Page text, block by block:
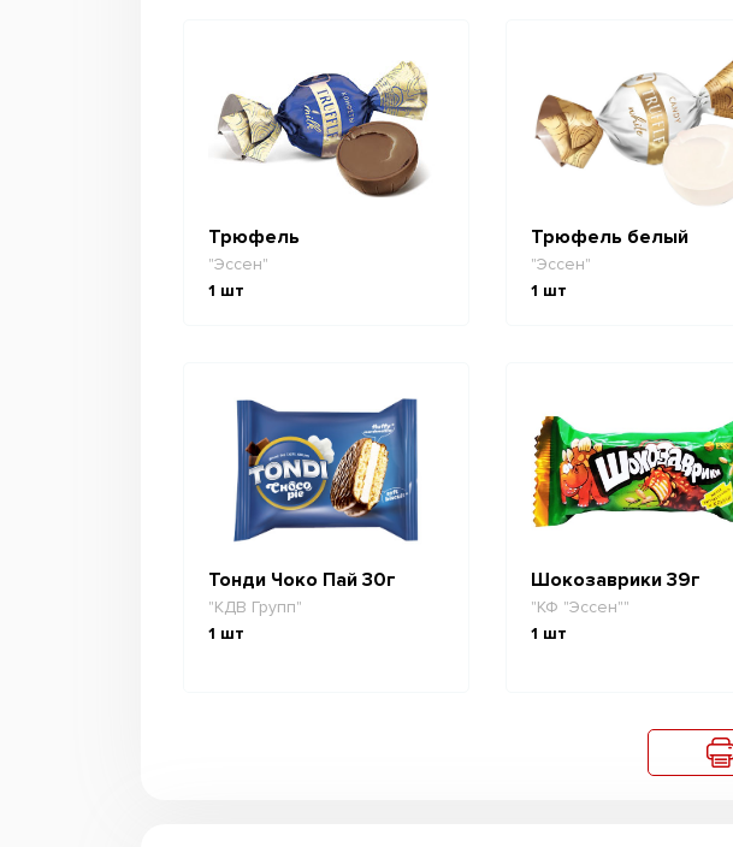
Трюфель
"Эссен"
1 шт
Трюфель белый
"Эссен"
1 шт
Тонди Чоко Пай 30г
"КДВ Групп"
1 шт
Шокозаврики 39г
"КФ "Эссен""
1 шт